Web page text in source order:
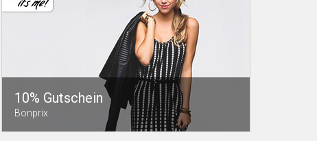
10% Gutschein
Bonprix